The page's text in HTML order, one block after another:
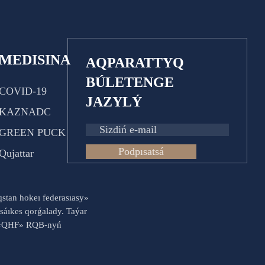
19
PUCK
AQPARATTYQ
BÚLETENGE
JAZYLÝ
Podpısatsá
hokeı federasıasy»
qorǵalady. Taýar
RQB-nyń